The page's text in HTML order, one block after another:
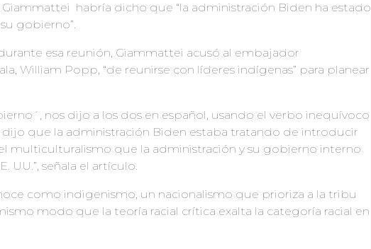
habría dicho que “la administración Biden ha estado
gobierno”.
esa reunión, Giammattei acusó al embajador
William Popp, “de reunirse con líderes indígenas” para planear
nos dijo a los dos en español, usando el verbo inequívoco
dijo que la administración Biden estaba tratando de introducir
multiculturalismo que la administración y su gobierno interno
UU.”, señala el artículo.
como indigenismo, un nacionalismo que prioriza a la tribu
modo que la teoría racial crítica exalta la categoría racial en